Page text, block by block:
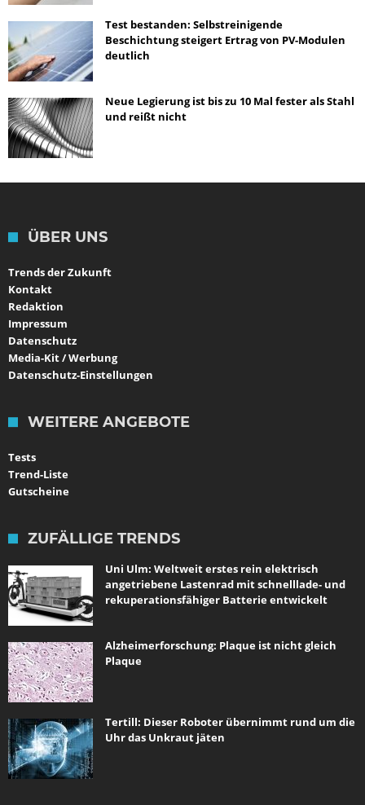
Test bestanden: Selbstreinigende
Beschichtung steigert Ertrag von PV-Modulen
deutlich
Neue Legierung ist bis zu 10 Mal fester als Stahl
und reißt nicht
ÜBER UNS
Trends der Zukunft
Kontakt
Redaktion
Impressum
Datenschutz
Media-Kit / Werbung
Datenschutz-Einstellungen
WEITERE ANGEBOTE
Tests
Trend-Liste
Gutscheine
ZUFÄLLIGE TRENDS
Uni Ulm: Weltweit erstes rein elektrisch
angetriebene Lastenrad mit schnelllade- und
rekuperationsfähiger Batterie entwickelt
Alzheimerforschung: Plaque ist nicht gleich
Plaque
Tertill: Dieser Roboter übernimmt rund um die
Uhr das Unkraut jäten